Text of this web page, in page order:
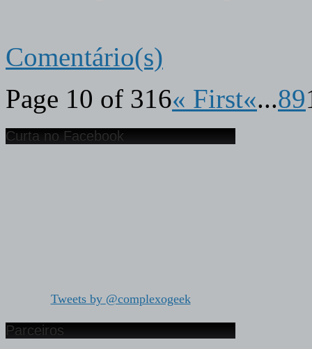
Comentário(s)
Page 10 of 316« First«...89
Curta no Facebook
Tweets by @complexogeek
Parceiros